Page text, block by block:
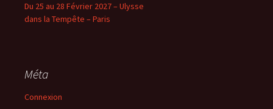
Du 25 au 28 Février 2027 – Ulysse
dans la Tempête – Paris
Méta
Connexion